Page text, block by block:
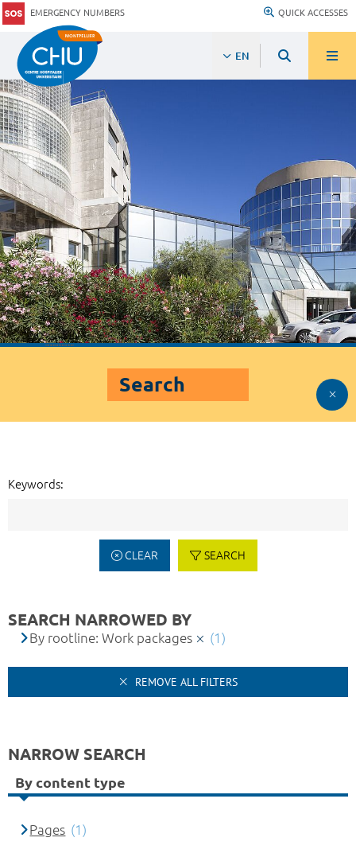
EMERGENCY NUMBERS QUICK ACCESSES
EN
Search
Keywords:
CLEAR SEARCH
SEARCH NARROWED BY
By rootline: Work packages (1)
REMOVE ALL FILTERS
NARROW SEARCH
By content type
Pages (1)